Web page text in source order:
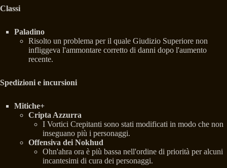
Classi
Paladino
Risolto un problema per il quale Giudizio Superiore non
infliggeva l'ammontare corretto di danni dopo l'aumento
recente.
Spedizioni e incursioni
Mitiche+
Cripta Azzurra
I Vortici Crepitanti sono stati modificati in modo che non
inseguano più i personaggi.
Offensiva dei Nokhud
Ohn'ahra ora è più bassa nell'ordine di priorità per alcuni
incantesimi di cura dei personaggi.